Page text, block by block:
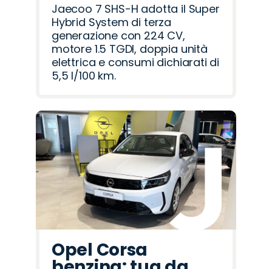
Jaecoo 7 SHS-H adotta il Super
Hybrid System di terza
generazione con 224 CV,
motore 1.5 TGDI, doppia unità
elettrica e consumi dichiarati di
5,5 l/100 km.
Opel Corsa